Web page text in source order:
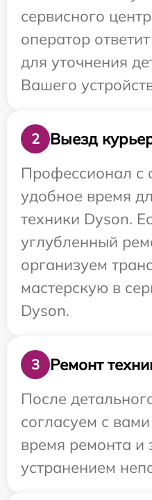
сервисного
оператор
для уточнения
Вашего
2
Выезд
Профессионал с
удобное время
техники Dyson.
углубленный
организуем
мастерскую в
Dyson.
3
Ремонт
После
согласуем с
время ремонта и
устранением